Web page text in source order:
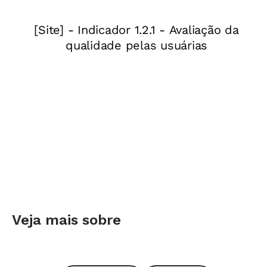
Traz uma série de jogos educativos que
especificamente para crianças. O nome Tux
que encoraja as crianças a se divertirem se
Veja mais sobre